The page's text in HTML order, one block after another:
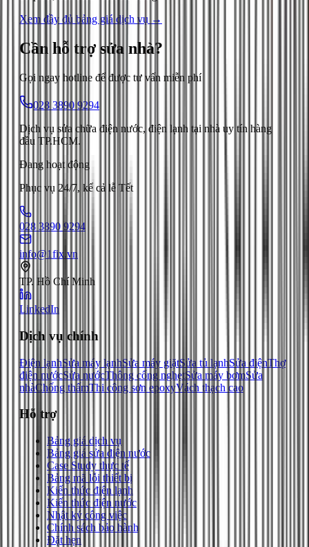
Xem đầy đủ bảng giá dịch vụ →
Cần hỗ trợ sửa nhà?
Gọi ngay hotline để được tư vấn miễn phí
028 3890 9294
Dịch vụ sửa chữa điện nước, điện lạnh tại nhà uy tín hàng
đầu TP.HCM.
Đang hoạt động
Phục vụ 24/7, kể cả lễ Tết
028 3890 9294
info@1fix.vn
TP. Hồ Chí Minh
LinkedIn
Dịch vụ chính
Điện lạnhSửa máy lạnhSửa máy giặtSửa tủ lạnhSửa điệnThợ
điện nướcSửa nướcThông cống nghẹtSửa máy bơmSửa
nhàChống thấmThi công sơn epoxyVách thạch cao
Hỗ trợ
Bảng giá dịch vụ
Bảng giá sửa điện nước
Case Study thực tế
Bảng mã lỗi thiết bị
Kiến thức điện lạnh
Kiến thức điện nước
Nhật ký công việc
Chính sách bảo hành
Đặt hẹn